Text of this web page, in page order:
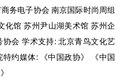
务电子协会 南京国际时尚周组
化馆 苏州尹山湖美术馆 苏州企
会 学术支持: 北京青鸟文化艺
约媒体: 《中国政协》 《中国